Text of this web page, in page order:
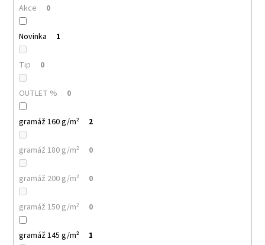
Akce 0
Novinka 1
Tip 0
OUTLET % 0
gramáž 160 g/m² 2
gramáž 180 g/m² 0
gramáž 200 g/m² 0
gramáž 150 g/m² 0
gramáž 145 g/m² 1
m
MALFINI
CLASSIC
NEW
132
PÁNSKÉ
TRIČKO,
BAVLNA,
MODERNÍ
BESTSELLER
PRO
POTISK